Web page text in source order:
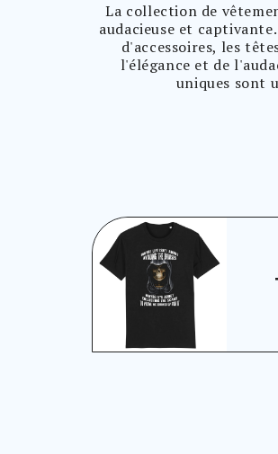
La collection de
audacieuse et
d'accessoires, les
l'élégance et de
uniques sont